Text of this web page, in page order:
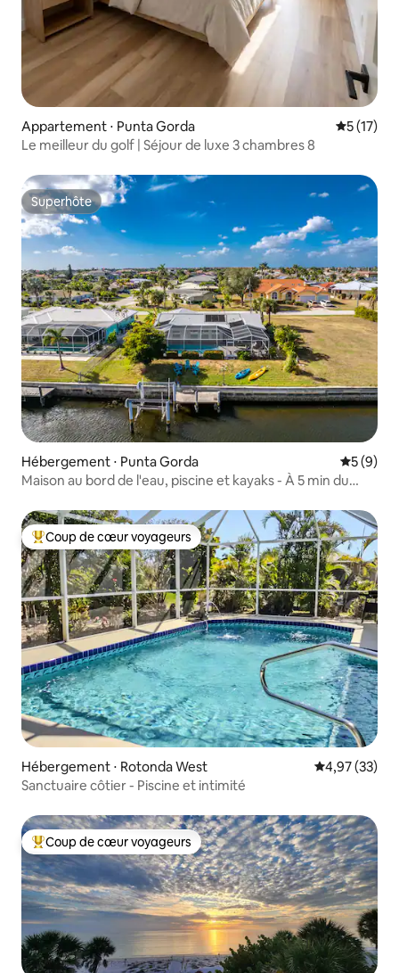
Appartement ⋅ Punta Gorda
5 (17)
Le meilleur du golf | Séjour de luxe 3 chambres 8
Superhôte
Superhôte
Hébergement ⋅ Punta Gorda
5 (9)
Maison au bord de l'eau, piscine et kayaks - À 5 min du
Coups de cœur voyageurs les plus appréciés
Coup de cœur voyageurs
Hébergement ⋅ Rotonda West Évaluation
4,97 (33)
Sanctuaire côtier - Piscine et intimité
Coups de cœur voyageurs les plus appréciés
Coup de cœur voyageurs